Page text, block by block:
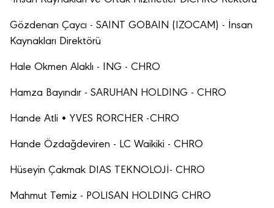
Gözdenan Çaycı - SAINT GOBAIN (IZOCAM) - İnsan
Kaynakları Direktörü
Hale Okmen Alaklı - ING - CHRO
Hamza Bayındır - SARUHAN HOLDING - CHRO
Hande Atli • YVES RORCHER -CHRO
Hande Özdağdeviren - LC Waikiki - CHRO
Hüseyin Çakmak DIAS TEKNOLOJİ- CHRO
Mahmut Temiz - POLISAN HOLDING CHRO